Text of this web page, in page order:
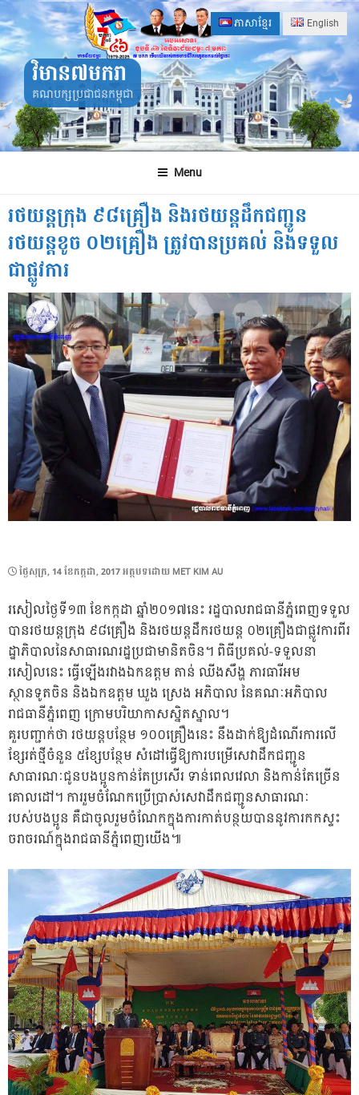
Skip
to
content
ភាសាខ្មែរ English
វិមាន៧មករា
គណបក្សប្រជាជនកម្ពុជា
Menu
រថយន្តក្រុង ៩៨គ្រឿង និងរថយន្តដឹកជញ្ជូន
រថយន្តខូច ០២គ្រឿង ត្រូវបានប្រគល់ និងទទួល
ជាផ្លូវការ
POSTED
ថ្ងៃ​សុក្រ, 14 ខែ​កក្កដា, 2017អត្ថបទដោយ MET KIM AU
រសៀលថ្ងៃទី១៣ ខែកក្កដា ឆ្នាំ២០១៧នេះ រដ្ឋបាលរាជធានីភ្នំពេញទទួល
បានរថយន្តក្រុង ៩៨គ្រឿង និងរថយន្តដឹករថយន្ត ០២គ្រឿងជាផ្លូវការពីរ
ដ្ឋាភិបាលនៃសាធារណរដ្ឋប្រជាមានិតចិន។ ពិធីប្រគល់-ទទួលនា
រសៀលនេះ ធ្វើឡើងរវាងឯកឧត្តម តាន់ ឈីងសឹង្ហ ភារធារីអម
ស្ថានទូតចិន និងឯកឧត្តម ឃួង ស្រេង អភិបាល នៃគណៈអភិបាល
រាជធានីភ្នំពេញ ក្រោមបរិយាកាសស្និតស្នាល។
គួរបញ្ជាក់ថា រថយន្តបន្ថែម ១០០គ្រឿងនេះ នឹងដាក់ឱ្យដំណើរការលើ
ខ្សែរត់ថ្មីចំនួន ៥ខ្សែបន្ថែម សំដៅធ្វើឱ្យការបម្រើសេវាដឹកជញ្ជូន
សាធារណៈជូនបងប្អូនកាន់តែប្រសើរ ទាន់ពេលវេលា និងកាន់តែច្រើន
គោលដៅ។ ការរួមចំណែកប្រើប្រាស់សេវាដឹកជញ្ជូនសាធារណៈ
របស់បងប្អូន គឺជាចូលរួមចំណែកក្នុងការកាត់បន្ថយបាននូវការកកស្ទះ
ចរាចរណ៍ក្នុងរាជធានីភ្នំពេញយើង៕